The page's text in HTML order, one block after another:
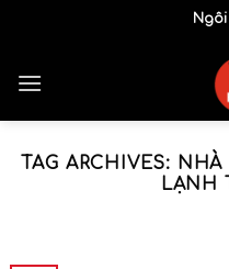
Ngôi
TAG ARCHIVES: NHÀ
LẠNH